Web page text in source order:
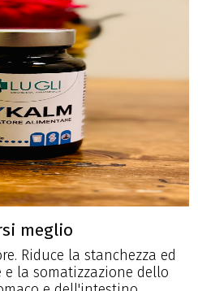
meglio
Riduce la stanchezza ed
la somatizzazione dello